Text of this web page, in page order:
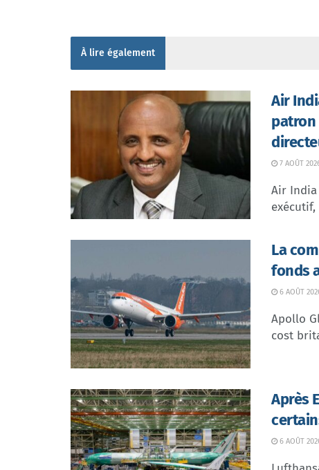
À lire également
Air
patron
7 AOÛT
Air India
La
fonds
6 AOÛT
Apollo
cost
Après
6 AOÛT